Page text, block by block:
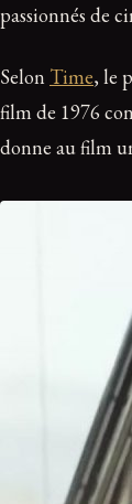
passionnés de
Selon Time, le
film de 1976
donne au film